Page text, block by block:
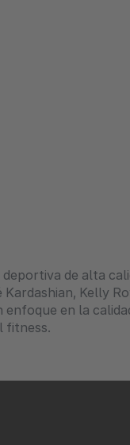
de alta
Kelly
en la
fitness.